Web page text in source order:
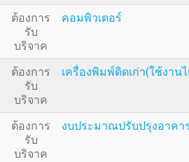
ต้องการ
รับ
บริจาค
คอมพิวเตอร์
ต้องการ
รับ
บริจาค
เครื่องพิมพ์ดิดเก่า(ใช้งาน
ต้องการ
รับ
บริจาค
งบประมาณปรับปรุงอาคา